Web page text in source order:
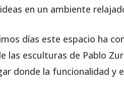
en un ambiente
días este espacio ha
las esculturas de Pablo
donde la funcionalidad y